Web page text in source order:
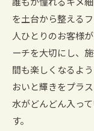
誰もが憧れるキメ
を土台から整える
人ひとりのお客様
ーチを大切にし、
間も楽しくなるよ
おいと輝きをプラ
水がどんどん入っ
す。